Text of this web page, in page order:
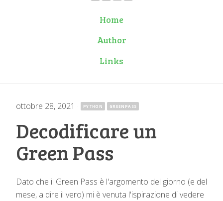
Home
Author
Links
ottobre 28, 2021 · PYTHON GREENPASS
Decodificare un
Green Pass
Dato che il Green Pass è l'argomento del giorno (e del
mese, a dire il vero) mi è venuta l'ispirazione di vedere